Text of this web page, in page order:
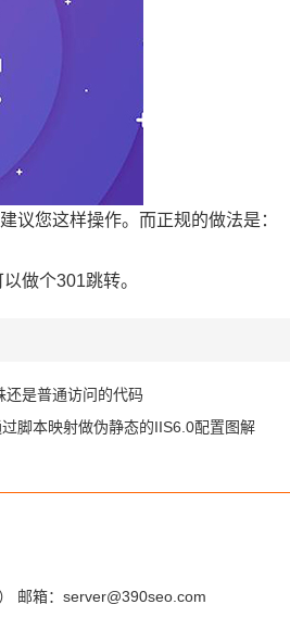
议您这样操作。而正规的做法是：
做个301跳转。
还是普通访问的代码
脚本映射做伪静态的IIS6.0配置图解
邮箱：server@390seo.com